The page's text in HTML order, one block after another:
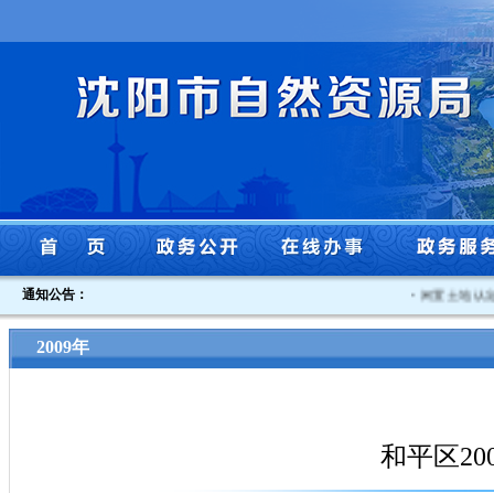
通知公告： 闲置土地认
2009年
和平区